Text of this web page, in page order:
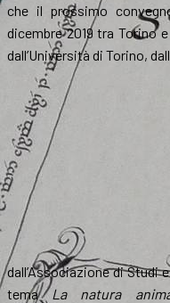
che il prossimo
dicembre 2019 tra Torino
dall’Università di Torino,
dall’Associazione di Studi
temaLa natura